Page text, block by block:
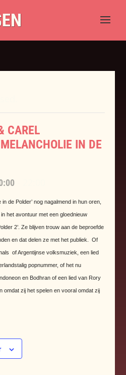
CAREL
IN DE
de Polder’ nog nagalmend in hun oren,
het avontuur met een gloednieuw
2’. Ze blijven trouw aan de beproefde
en dat delen ze met het publiek. Of
of Argentijnse volksmuziek, een lied
popnummer, of het nu
en Bodhran of een lied van Rory
omdat zij het spelen en vooral omdat zij